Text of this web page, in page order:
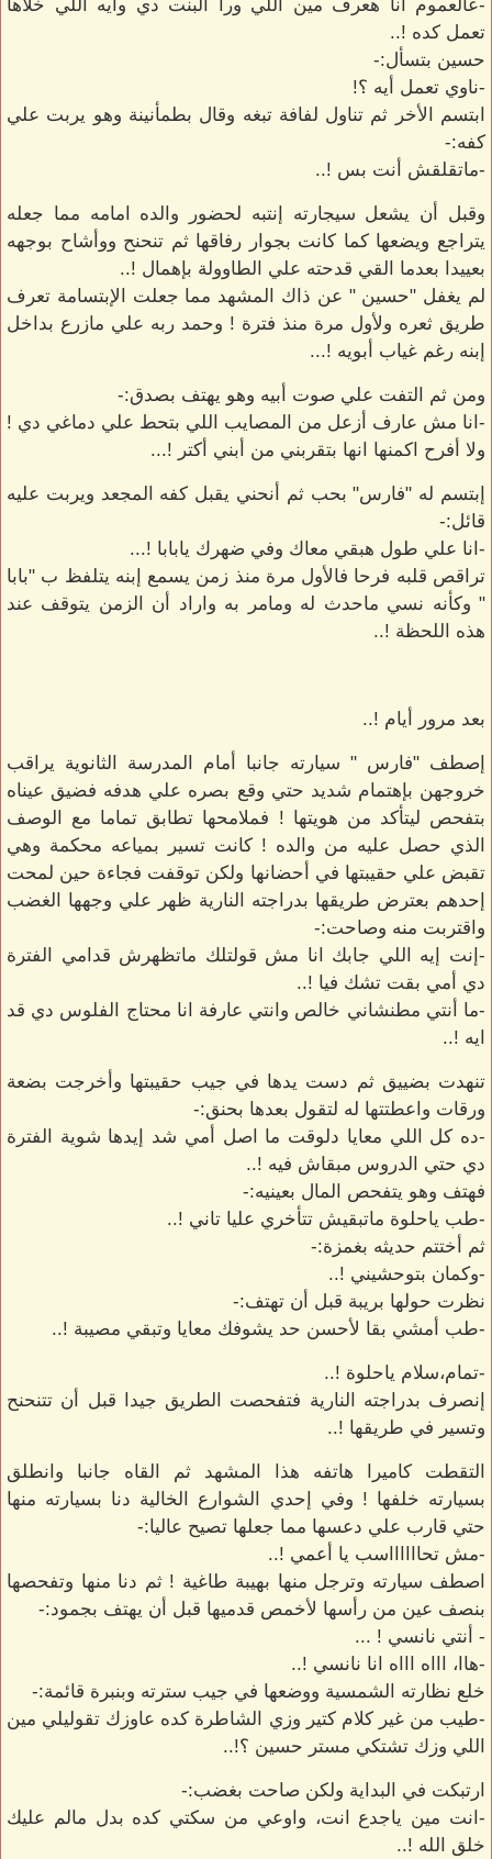
-عالعموم أنا هعرف مين اللي ورا البنت دي وايه اللي خلاها
تعمل كده !..
حسين بتسأل:-
-ناوي تعمل أيه ؟!
ابتسم الأخر ثم تناول لفافة تبغه وقال بطمأنينة وهو يربت علي
كفه:-
-ماتقلقش أنت بس !..
وقبل أن يشعل سيجارته إنتبه لحضور والده امامه مما جعله
يتراجع ويضعها كما كانت بجوار رفاقها ثم تنحنح ووأشاح بوجهه
بعييدا بعدما القي قدحته علي الطاوولة بإهمال !..
لم يغفل "حسين " عن ذاك المشهد مما جعلت الإبتسامة تعرف
طريق ثعره ولأول مرة منذ فترة ! وحمد ربه علي مازرع بداخل
إبنه رغم غياب أبويه !...
ومن ثم التفت علي صوت أبيه وهو يهتف بصدق:-
-انا مش عارف أزعل من المصايب اللي بتحط علي دماغي دي !
ولا أفرح اكمنها انها بتقربني من أبني أكتر !...
إبتسم له "فارس" بحب ثم أنحني يقبل كفه المجعد ويربت عليه
قائل:-
-انا علي طول هبقي معاك وفي ضهرك يابابا !...
تراقص قلبه فرحا فالأول مرة منذ زمن يسمع إبنه يتلفظ ب "بابا
" وكأنه نسي ماحدث له ومامر به واراد أن الزمن يتوقف عند
هذه اللحظة !..
بعد مرور أيام !..
إصطف "فارس " سيارته جانبا أمام المدرسة الثانوية يراقب
خروجهن بإهتمام شديد حتي وقع بصره علي هدفه فضيق عيناه
بتفحص ليتأكد من هويتها ! فملامحها تطابق تماما مع الوصف
الذي حصل عليه من والده ! كانت تسير بمياعه محكمة وهي
تقبض علي حقيبتها في أحضانها ولكن توقفت فجاءة حين لمحت
إحدهم بعترض طريقها بدراجته النارية ظهر علي وجهها الغضب
واقتربت منه وصاحت:-
-إنت إيه اللي جابك انا مش قولتلك ماتظهرش قدامي الفترة
دي أمي بقت تشك فيا !..
-ما أنتي مطنشاني خالص وانتي عارفة انا محتاج الفلوس دي قد
ايه !..
تنهدت بضييق ثم دست يدها في جيب حقيبتها وأخرجت بضعة
ورقات واعطتتها له لتقول بعدها بحنق:-
-ده كل اللي معايا دلوقت ما اصل أمي شد إيدها شوية الفترة
دي حتي الدروس مبقاش فيه !..
فهتف وهو يتفحص المال بعينيه:-
-طب ياحلوة ماتبقيش تتأخري عليا تاني !..
ثم أختتم حديثه بغمزة:-
-وكمان بتوحشيني !..
نظرت حولها بريبة قبل أن تهتف:-
-طب أمشي بقا لأحسن حد يشوفك معايا وتبقي مصيبة !..
-تمام،سلام ياحلوة !..
إنصرف بدراجته النارية فتفحصت الطريق جيدا قبل أن تتنحنح
وتسير في طريقها !..
التقطت كاميرا هاتفه هذا المشهد ثم القاه جانبا وانطلق
بسيارته خلفها ! وفي إحدي الشوارع الخالية دنا بسيارته منها
حتي قارب علي دعسها مما جعلها تصيح عاليا:-
-مش تحااااااسب يا أعمي !..
اصطف سيارته وترجل منها بهيبة طاغية ! ثم دنا منها وتفحصها
بنصف عين من رأسها لأخمص قدميها قبل أن يهتف بجمود:-
- أنتي نانسي ! ...
-هاا، اااه اااه انا نانسي !..
خلع نظارته الشمسية ووضعها في جيب سترته وبنبرة قائمة:-
-طيب من غير كلام كتير وزي الشاطرة كده عاوزك تقوليلي مين
اللي وزك تشتكي مستر حسين ؟!..
ارتبكت في البداية ولكن صاحت بغضب:-
-انت مين ياجدع انت، واوعي من سكتي كده بدل مالم عليك
خلق الله !..